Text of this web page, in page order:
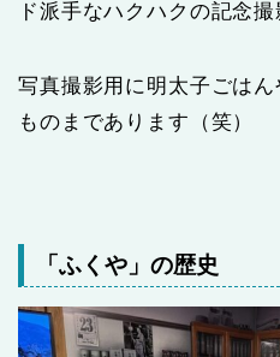
ド派手なハクハクの記念撮
写真撮影用に明太子ごは
ものまであります（笑）
「ふくや」の歴史